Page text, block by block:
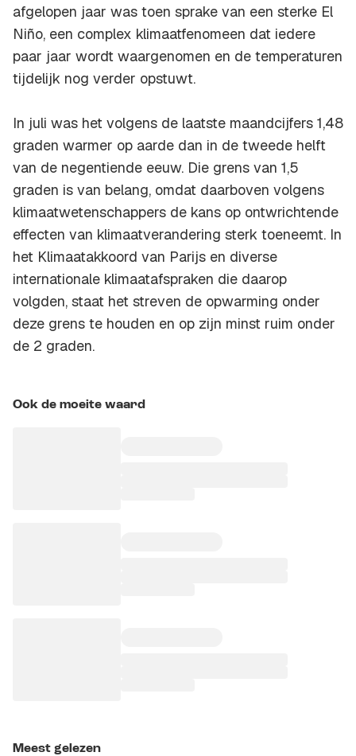
afgelopen jaar was toen sprake van een sterke El
Niño, een complex klimaatfenomeen dat iedere
paar jaar wordt waargenomen en de temperaturen
tijdelijk nog verder opstuwt.
In juli was het volgens de laatste maandcijfers 1,48
graden warmer op aarde dan in de tweede helft
van de negentiende eeuw. Die grens van 1,5
graden is van belang, omdat daarboven volgens
klimaatwetenschappers de kans op ontwrichtende
effecten van klimaatverandering sterk toeneemt. In
het Klimaatakkoord van Parijs en diverse
internationale klimaatafspraken die daarop
volgden, staat het streven de opwarming onder
deze grens te houden en op zijn minst ruim onder
de 2 graden.
Ook de moeite waard
Meest gelezen